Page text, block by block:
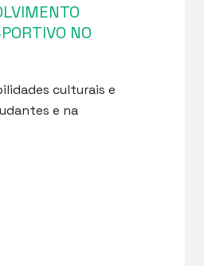
NO
culturais e
e na